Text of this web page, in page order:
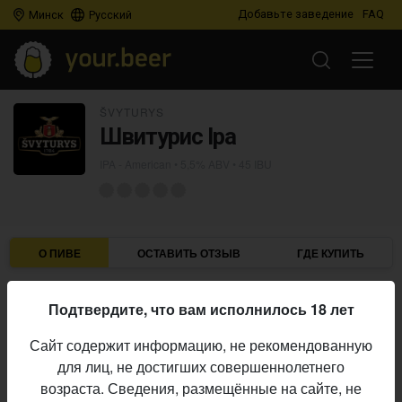
Минск Русский Добавьте заведение FAQ
Швитурис Ipa
О ПИВЕ ОСТАВИТЬ ОТЗЫВ ГДЕ КУПИТЬ
Пивоварня:
Алкоголь:
5,5%
Горечь:
45 IBU
Начало
Подтвердите, что вам исполнилось 18 лет
Сайт содержит информацию, не рекомендованную
для лиц, не достигших совершеннолетнего
возраста. Сведения, размещённые на сайте, не